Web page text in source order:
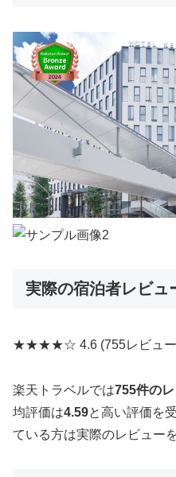
実際の宿泊者レビュ
★★★★☆ 4.6 (755レビュ
楽天トラベルでは755件の
均評価は4.59と高い評価を
ている方は実際のレビュー